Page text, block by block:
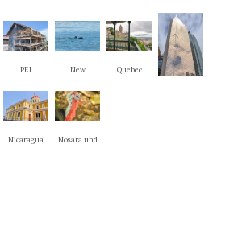
PEI
New
Quebec
Nicaragua
Nosara und